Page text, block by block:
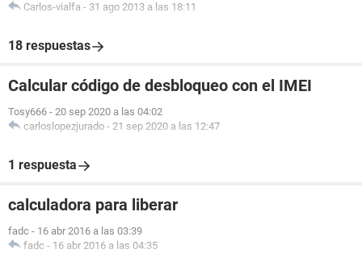
Carlos-vialfa - 31 ago 2013 a las 18:11
18 respuestas
Calcular código de desbloqueo con el IMEI
Tosy666 - 20 sep 2020 a las 04:02
carloslopezjurado - 21 sep 2020 a las 12:47
1 respuesta
calculadora para liberar
fadc - 16 abr 2016 a las 03:39
fadc - 16 abr 2016 a las 04:35